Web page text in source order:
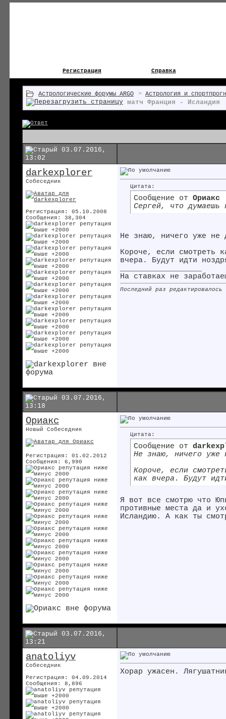
Регистрация Справка
Астрологические форумы ARGO > Астрология и
матч Франция - Исландия
03.07.2016,
13:02
darkexplorer
Собеседник
Регистрация: 05.10.2008
Сообщения: 38,304
Цитата:
Сообщение от Ориакс
Сергей, что думаешь
Не знаю, ничего уже не
Короче, если смотреть
вчера. Будут идти
На ставках не
Последний раз
03.07.2016,
13:18
Ориакс
Новый Собеседник
Регистрация: 01.02.2012
Сообщения: 6,990
Цитата:
Сообщение от
Не знаю, ничего уже
Короче, если
как вчера. Будут
Я вот все смотрю что
противные места да и
Исландию. А как ты
03.07.2016,
13:21
anatoliyv
Собеседник
Регистрация: 04.09.2014
Сообщения: 8,896
Хорар ужасен.